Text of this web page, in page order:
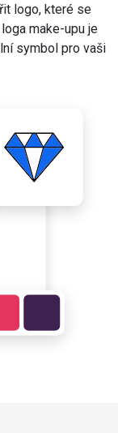
logo, které se
make-upu je
symbol pro vaši